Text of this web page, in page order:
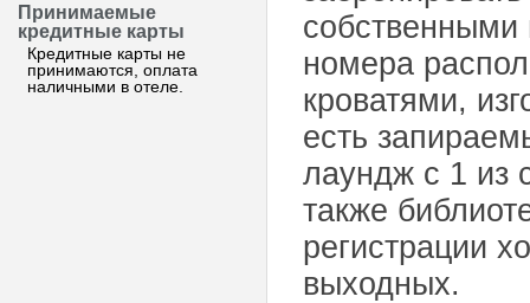
Принимаемые
кредитные карты
Кредитные карты не
принимаются, оплата
наличными в отеле.
номера
кроватями,
есть
лаундж с 1 из
также
регистрации
выходных.